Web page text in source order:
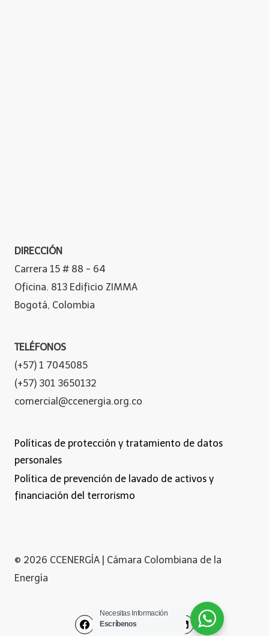
DIRECCIÓN
Carrera 15 # 88 - 64
Oficina. 813 Edificio ZIMMA
Bogotá, Colombia
TELÉFONOS
(+57) 1 7045085
(+57) 301 3650132
comercial@ccenergia.org.co
Políticas de protección y tratamiento de datos
personales
Política de prevención de lavado de activos y
financiación del terrorismo
© 2026 CCENERGÍA | Cámara Colombiana de la
Energía
Necesitas Información
Escríbenos